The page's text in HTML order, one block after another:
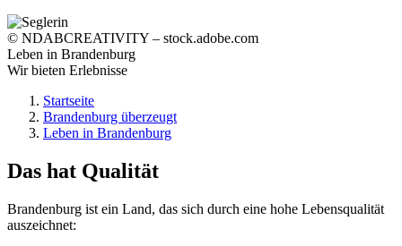
© NDABCREATIVITY – stock.adobe.com
Leben in Brandenburg
Wir bieten Erlebnisse
Startseite
Brandenburg überzeugt
Leben in Brandenburg
Das hat Qualität
Brandenburg ist ein Land, das sich durch eine hohe Lebensqualität
auszeichnet: